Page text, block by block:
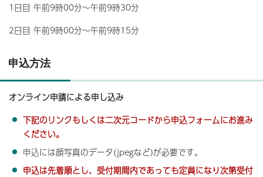
1日目 午前9時00分～午前9時30分
2日目 午前9時00分～午前9時15分
申込方法
オンライン申請による申し込み
下記のリンクもしくは二次元コードから申込フォームにお進み
ください。
申込には顔写真のデータ(jpegなど)が必要です。
申込は先着順とし、受付期間内であっても定員になり次第受付